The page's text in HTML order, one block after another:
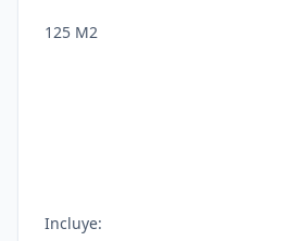
125 M2
Incluye: